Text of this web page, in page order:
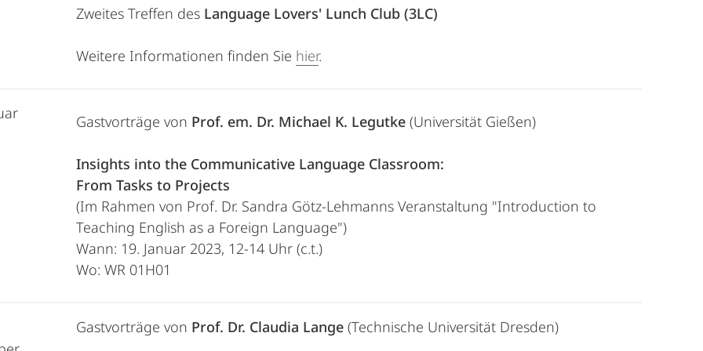
Zweites Treffen des Language Lovers' Lunch Club (3LC)
Weitere Informationen finden Sie hier.
Gastvorträge von Prof. em. Dr. Michael K. Legutke (Universität Gießen)
Insights into the Communicative Language Classroom:
From Tasks to Projects
(Im Rahmen von Prof. Dr. Sandra Götz-Lehmanns Veranstaltung "Introduction to
Teaching English as a Foreign Language")
Wann: 19. Januar 2023, 12-14 Uhr (c.t.)
Wo: WR 01H01
Gastvorträge von Prof. Dr. Claudia Lange (Technische Universität Dresden)